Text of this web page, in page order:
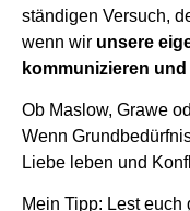
ständigen Versuch,
wenn wir unsere
kommunizieren
Ob Maslow, Grawe
Wenn
Liebe leben und
Mein Tipp: Lest